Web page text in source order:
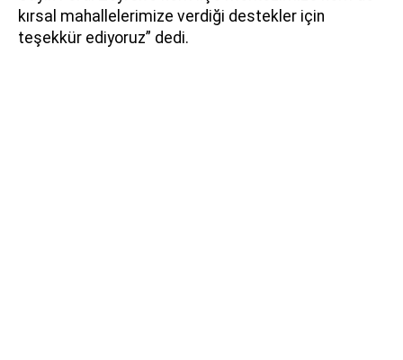
kırsal mahallelerimize verdiği destekler için
teşekkür ediyoruz” dedi.